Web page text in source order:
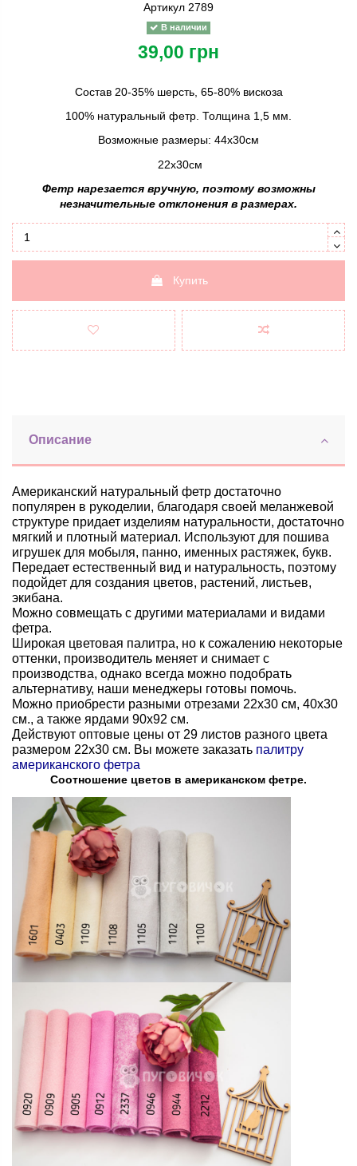
Артикул 2789
В наличии
39,00 грн
Состав 20-35% шерсть, 65-80% вискоза
100% натуральный фетр. Толщина 1,5 мм.
Возможные размеры: 44х30см
22х30см
Фетр нарезается вручную, поэтому возможны
незначительные отклонения в размерах.
Купить
Описание
Американский натуральный фетр достаточно
популярен в рукоделии, благодаря своей меланжевой
структуре придает изделиям натуральности, достаточно
мягкий и плотный материал. Используют для пошива
игрушек для мобыля, панно, именных растяжек, букв.
Передает естественный вид и натуральность, поэтому
подойдет для создания цветов, растений, листьев,
экибана.
Можно совмещать с другими материалами и видами
фетра.
Широкая цветовая палитра, но к сожалению некоторые
оттенки, производитель меняет и снимает с
производства, однако всегда можно подобрать
альтернативу, наши менеджеры готовы помочь.
Можно приобрести разными отрезами 22х30 см, 40х30
см., а также ярдами 90х92 см.
Действуют оптовые цены от 29 листов разного цвета
размером 22х30 см. Вы можете заказать палитру
американского фетра
Соотношение цветов в американском фетре.